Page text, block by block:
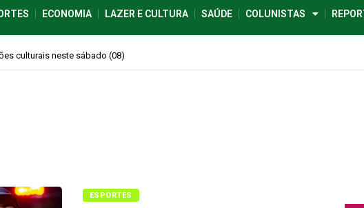
ECONOMIA LAZER E CULTURA SAÚDE COLUNISTAS
culturais neste sábado (08)
ESPORTES